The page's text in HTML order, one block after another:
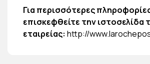
Για περισσότερες
επισκεφθείτε την ιστοσελίδα
εταιρείας: http://